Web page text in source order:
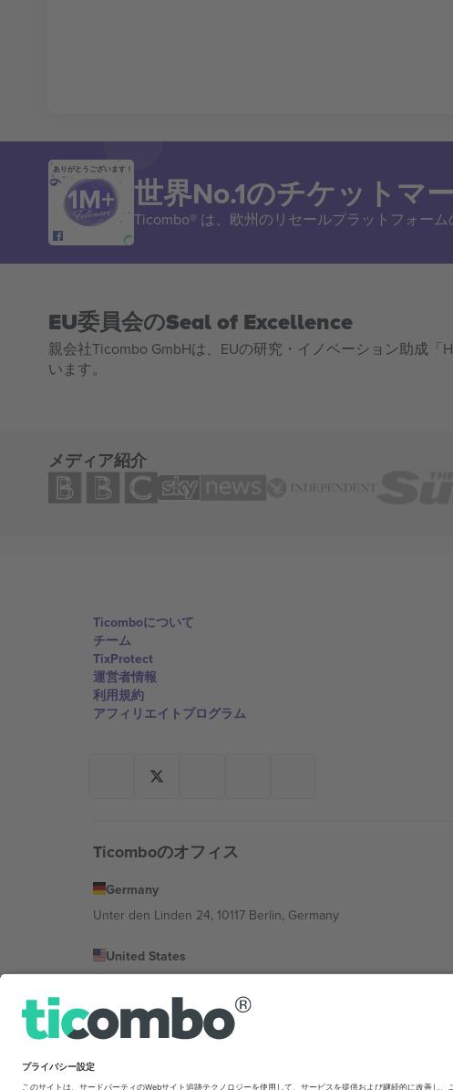
ありがとうございます！
世界No.1のチケットマ
Ticombo® は、欧州のリセールプラットフォー
EU委員会のSeal of Excellence
親会社Ticombo GmbHは、EUの研究・イノベーション助成
います。
メディア紹介
Ticomboについて
チーム
TixProtect
運営者情報
利用規約
アフィリエイトプログラム
Ticomboのオフィス
Germany
Unter den Linden 24, 10117 Berlin, Germany
United States
Bulgaria